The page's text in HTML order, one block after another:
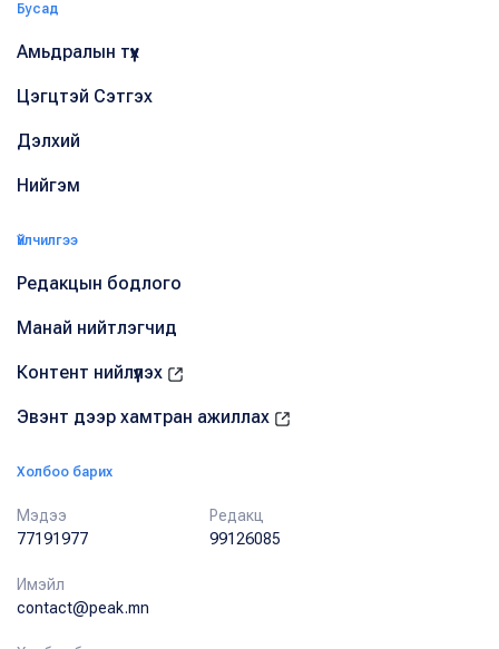
Бусад
Амьдралын түүх
Цэгцтэй Сэтгэх
Дэлхий
Нийгэм
Үйлчилгээ
Редакцын бодлого
Манай нийтлэгчид
Контент нийлүүлэх
Эвэнт дээр хамтран ажиллах
Холбоо барих
Мэдээ
77191977
Редакц
99126085
Имэйл
contact@peak.mn